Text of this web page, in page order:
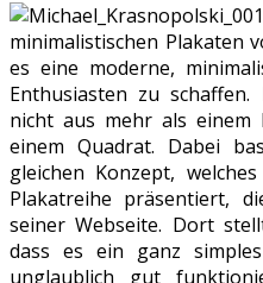
minimalistischen Plakaten
es eine moderne,
Enthusiasten zu
nicht aus mehr als einem
einem Quadrat. Dabei
gleichen Konzept,
Plakatreihe präsentiert,
seiner Webseite. Dort
dass es ein ganz
unglaublich gut